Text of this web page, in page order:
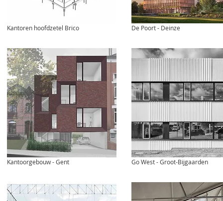
Kantoren hoofdzetel Brico
Kantoorgebouw - Gent
De Poort - Deinze
Go West - Groot-Bijgaarden